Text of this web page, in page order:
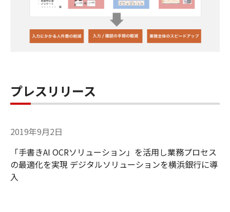
プレスリリース
2019年9月2日
「手書きAI OCRソリューション」を活用し業務プロセス
の最適化を実現 デジタルソリューションを横浜銀行に導
入